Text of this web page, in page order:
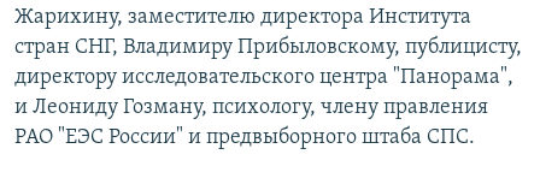
Жарихину, заместителю директора Института
стран СНГ, Владимиру Прибыловскому, публицисту,
директору исследовательского центра "Панорама",
и Леониду Гозману, психологу, члену правления
РАО "ЕЭС России" и предвыборного штаба СПС.